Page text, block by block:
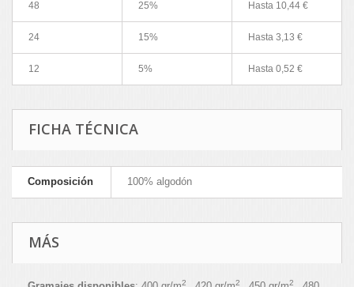
48 25% Hasta 10,44 €
24 15% Hasta 3,13 €
12 5% Hasta 0,52 €
FICHA TÉCNICA
Composición 100% algodón
MÁS
2 2 2